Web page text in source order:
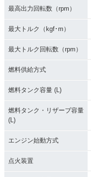
最高出力回転数（rpm）
最大トルク（kgf･m）
最大トルク回転数（rpm）
燃料供給方式
燃料タンク容量 (L)
燃料タンク・リザーブ容量
(L)
エンジン始動方式
点火装置